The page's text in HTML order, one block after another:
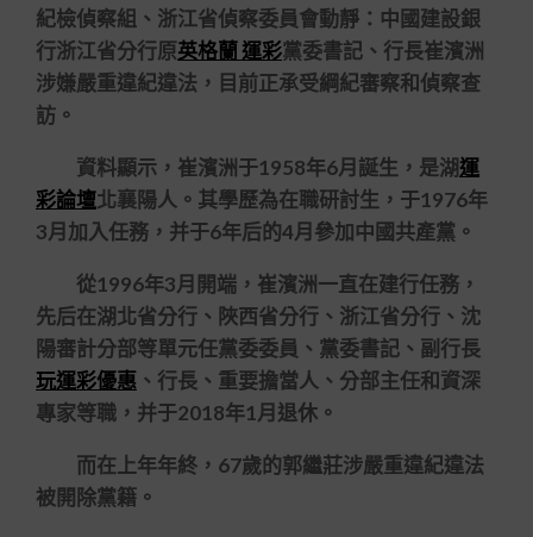
紀檢偵察組、浙江省偵察委員會動靜：中國建設銀
行浙江省分行原英格蘭 運彩黨委書記、行長崔濱洲
涉嫌嚴重違紀違法，目前正承受綱紀審察和偵察查
訪。
資料顯示，崔濱洲于1958年6月誕生，是湖運
彩論壇北襄陽人。其學歷為在職研討生，于1976年
3月加入任務，并于6年后的4月參加中國共產黨。
從1996年3月開端，崔濱洲一直在建行任務，
先后在湖北省分行、陜西省分行、浙江省分行、沈
陽審計分部等單元任黨委委員、黨委書記、副行長
玩運彩優惠 、行長、重要擔當人、分部主任和資深
專家等職，并于2018年1月退休。
而在上年年終，67歲的郭繼莊涉嚴重違紀違法
被開除黨籍。